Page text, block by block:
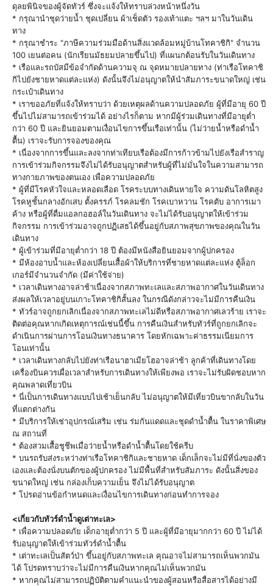
ดุลยพินิจของผู้จัดทัวร์ ซึ่งจะแจ้งให้ทราบล่วงหน้าหนึ่งวัน
* กรุณานำชุดว่ายน้ำ ชุดเปลี่ยน ผ้าเช็ดตัว รองเท้าแตะ ฯลฯ มาในวันเดิน
ทาง
* กรุณาชำระ "ภาษีความร่วมมือด้านสิ่งแวดล้อมหมู่บ้านโทคาชิกิ" จำนวน
100 เยนต่อคน (นักเรียนมัธยมปลายขึ้นไป) ที่แผนกต้อนรับในวันเดินทาง
* เรือและรถบัสมีข้อจำกัดด้านความจุ ณ จุดหมายปลายทาง (ท่าเรือโทคาชิ
กิไปยังชายหาดแต่ละแห่ง) ดังนั้นจึงไม่อนุญาตให้นำสัมภาระขนาดใหญ่ เช่น
กระเป๋าเดินทาง
* เราขออภัยที่แจ้งให้ทราบว่า ด้วยเหตุผลด้านความปลอดภัย ผู้ที่มีอายุ 60 ปี
ขึ้นไปไม่สามารถเข้าร่วมได้ อย่างไรก็ตาม หากมีผู้ร่วมเดินทางที่มีอายุต่ำ
กว่า 60 ปี และยินยอมตามเงื่อนไขการขึ้นเรือเท่านั้น (ไม่ว่ายน้ำหรือดำน้ำ
ตื้น) เราจะรับการจองของคุณ
* เนื่องจากการขึ้นและลงจากท่าเทียบเรือต้องมีการก้าวข้ามไปยังเรือสำราญ
การเข้าร่วมกิจกรรมจึงไม่ได้รับอนุญาตสำหรับผู้ที่ไม่มั่นใจในความสามารถ
ทางกายภาพของตนเอง เพื่อความปลอดภัย
* ผู้ที่มีโรคหัวใจและหลอดเลือด โรคระบบทางเดินหายใจ ความดันโลหิตสูง
โรคหูชั้นกลางอักเสบ ตั้งครรภ์ โรคลมชัก โรคเบาหวาน โรคตับ อาการเมา
ค้าง หรือผู้ที่ดื่มแอลกอฮอล์ในวันเดินทาง จะไม่ได้รับอนุญาตให้เข้าร่วม
กิจกรรม การเข้าร่วมอาจถูกปฏิเสธได้ขึ้นอยู่กับสภาพสุขภาพของคุณในวัน
เดินทาง
* ผู้เข้าร่วมที่มีอายุต่ำกว่า 18 ปี ต้องมีหนังสือยินยอมจากผู้ปกครอง
* มีห้องอาบน้ำและห้องเปลี่ยนเสื้อผ้าให้บริการที่ชายหาดแต่ละแห่ง ตู้ล็อก
เกอร์มีจำนวนจำกัด (มีค่าใช้จ่าย)
* เวลาเดินทางอาจล่าช้าเนื่องจากสภาพทะเลและสภาพอากาศในวันเดินทาง
ส่งผลให้เวลาอยู่บนเกาะโทคาชิกิสั้นลง ในกรณีดังกล่าวจะไม่มีการคืนเงิน
* ทัวร์อาจถูกยกเลิกเนื่องจากสภาพทะเลไม่ดีหรือสภาพอากาศเลวร้าย เราจะ
ติดต่อคุณหากเกิดเหตุการณ์เช่นนี้ขึ้น การคืนเงินสำหรับทัวร์ที่ถูกยกเลิกจะ
ดำเนินการผ่านการโอนเงินทางธนาคาร โดยหักเฉพาะค่าธรรมเนียมการ
โอนเท่านั้น
* เวลาเดินทางกลับไปยังท่าเรือนาฮาเมียโฮอาจล่าช้า ลูกค้าที่เดินทางโดย
เครื่องบินควรเผื่อเวลาสำหรับการเดินทางให้เพียงพอ เราจะไม่รับผิดชอบหาก
คุณพลาดเที่ยวบิน
* นี่เป็นการเดินทางแบบไปเช้าเย็นกลับ ไม่อนุญาตให้มีเที่ยวบินขากลับในวัน
ที่แตกต่างกัน
* มีบริการให้เช่าอุปกรณ์เสริม เช่น ร่มกันแดดและชุดดำน้ำตื้น ในราคาพิเศษ
ณ สถานที่
* ต้องสวมเสื้อชูชีพเมื่อว่ายน้ำหรือดำน้ำตื้นโดยใช้ครีบ
* บนรถรับส่งระหว่างท่าเรือโทคาชิกิและชายหาด เด็กเล็กจะไม่มีที่นั่งของตัว
เองและต้องนั่งบนตักของผู้ปกครอง ไม่มีพื้นที่สำหรับสัมภาระ ดังนั้นสิ่งของ
ขนาดใหญ่ เช่น กล่องเก็บความเย็น จึงไม่ได้รับอนุญาต
* โปรดอ่านข้อกำหนดและเงื่อนไขการเดินทางก่อนทำการจอง
<เกี่ยวกับทัวร์ดำน้ำดูเต่าทะเล>
* เพื่อความปลอดภัย เด็กอายุต่ำกว่า 5 ปี และผู้ที่มีอายุมากกว่า 60 ปี ไม่ได้
รับอนุญาตให้เข้าร่วมทัวร์ดำน้ำตื้น
* เต่าทะเลเป็นสัตว์ป่า ขึ้นอยู่กับสภาพทะเล คุณอาจไม่สามารถเห็นพวกมัน
ได้ โปรดทราบว่าจะไม่มีการคืนเงินหากคุณไม่เห็นพวกมัน
* หากคุณไม่สามารถปฏิบัติตามคำแนะนำของผู้สอนหรือสื่อสารได้อย่างมี